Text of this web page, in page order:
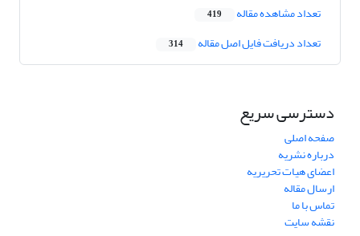
تعداد مشاهده مقاله 419
تعداد دریافت فایل اصل مقاله 314
دسترسی سریع
صفحه اصلی
درباره نشریه
اعضای هیات تحریریه
ارسال مقاله
تماس با ما
نقشه سایت